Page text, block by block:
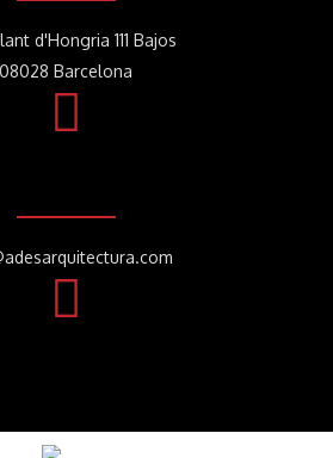
d'Hongria 111 Bajos
08028 Barcelona